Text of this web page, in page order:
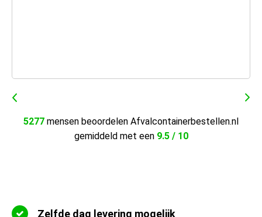
5277 mensen beoordelen Afvalcontainerbestellen.nl
gemiddeld met een 9.5 / 10
Zelfde dag levering mogelijk